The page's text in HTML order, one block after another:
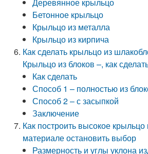
Бетонное крыльцо
Крыльцо из металла
Крыльцо из кирпича
Как сделать крыльцо из
Крыльцо из блоков –, как
Как сделать
Способ 1 – полностью из
Способ 2 – с засыпкой
Заключение
Как построить высокое
материале остановить выбор
Размерность и углы уклона